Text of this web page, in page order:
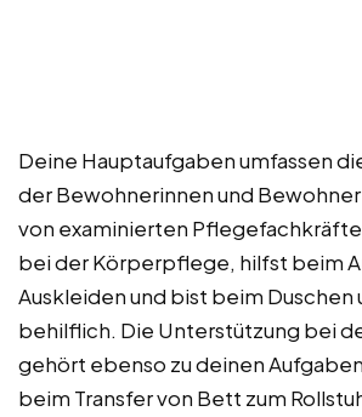
Deine Hauptaufgaben umfassen
der Bewohnerinnen und
von examinierten
bei der Körperpflege, hilfst beim
Auskleiden und bist beim Duschen
behilflich. Die Unterstützung bei
gehört ebenso zu deinen
beim Transfer von Bett zum